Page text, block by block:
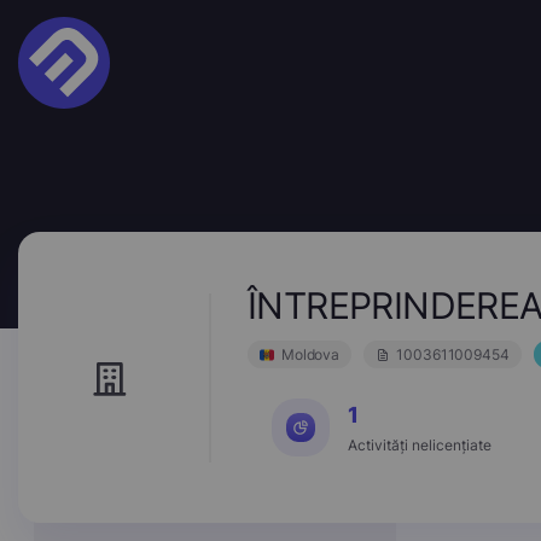
Moldova 1003611009454
1
Activități nelicențiate